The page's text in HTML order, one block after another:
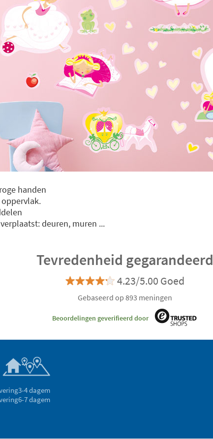
handen
deuren, muren ...
Tevredenheid gegarandeerd
4.23/5.00 Goed
Gebaseerd op 893 meningen
Beoordelingen geverifieerd door
3-4 dagem
6-7 dagem